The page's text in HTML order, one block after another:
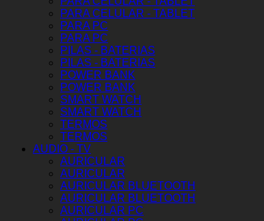
PARA CELULAR - TABLET
PARA PC
PARA PC
PILAS - BATERIAS
PILAS - BATERIAS
POWER BANK
POWER BANK
SMART WATCH
SMART WATCH
TERMOS
TERMOS
AUDIO - TV
AURICULAR
AURICULAR
AURICULAR BLUETOOTH
AURICULAR BLUETOOTH
AURICULAR PC